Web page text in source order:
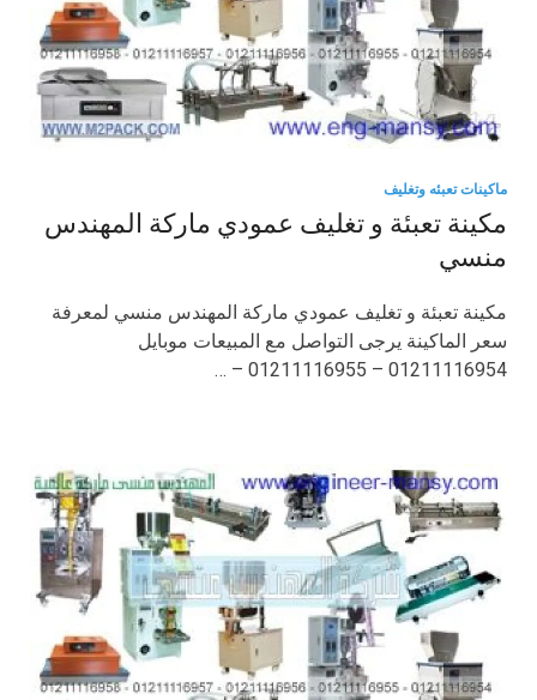
ماكينات تعبئه وتغليف
مكينة تعبئة و تغليف عمودي ماركة المهندس
منسي
مكينة تعبئة و تغليف عمودي ماركة المهندس منسي لمعرفة
سعر الماكينة يرجى التواصل مع المبيعات موبايل
01211116954 – 01211116955 – …